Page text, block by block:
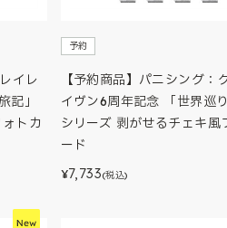
イレ
記」
トカ
予約
【予約商品】パニシング：
イヴン6周年記念 「世界巡
シリーズ 剥がせるチェキ風
ード
¥7,733(税込)